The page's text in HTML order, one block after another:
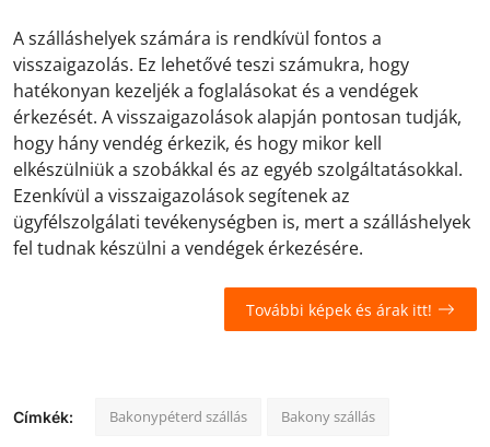
A szálláshelyek számára is rendkívül fontos a
visszaigazolás. Ez lehetővé teszi számukra, hogy
hatékonyan kezeljék a foglalásokat és a vendégek
érkezését. A visszaigazolások alapján pontosan tudják,
hogy hány vendég érkezik, és hogy mikor kell
elkészülniük a szobákkal és az egyéb szolgáltatásokkal.
Ezenkívül a visszaigazolások segítenek az
ügyfélszolgálati tevékenységben is, mert a szálláshelyek
fel tudnak készülni a vendégek érkezésére.
További képek és árak itt!
Címkék: Bakonypéterd szállás Bakony szállás